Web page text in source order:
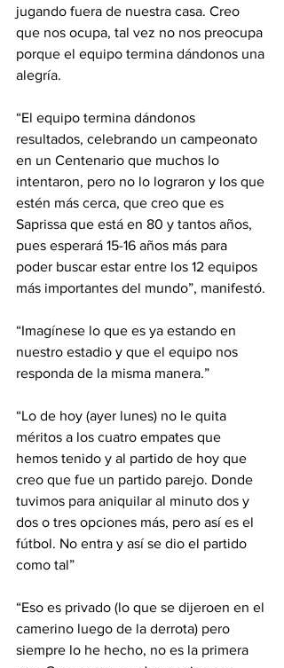
jugando fuera de nuestra casa. Creo
que nos ocupa, tal vez no nos preocupa
porque el equipo termina dándonos una
alegría.
“El equipo termina dándonos
resultados, celebrando un campeonato
en un Centenario que muchos lo
intentaron, pero no lo lograron y los que
estén más cerca, que creo que es
Saprissa que está en 80 y tantos años,
pues esperará 15-16 años más para
poder buscar estar entre los 12 equipos
más importantes del mundo”, manifestó.
“Imagínese lo que es ya estando en
nuestro estadio y que el equipo nos
responda de la misma manera.”
“Lo de hoy (ayer lunes) no le quita
méritos a los cuatro empates que
hemos tenido y al partido de hoy que
creo que fue un partido parejo. Donde
tuvimos para aniquilar al minuto dos y
dos o tres opciones más, pero así es el
fútbol. No entra y así se dio el partido
como tal”
“Eso es privado (lo que se dijeroen en el
camerino luego de la derrota) pero
siempre lo he hecho, no es la primera